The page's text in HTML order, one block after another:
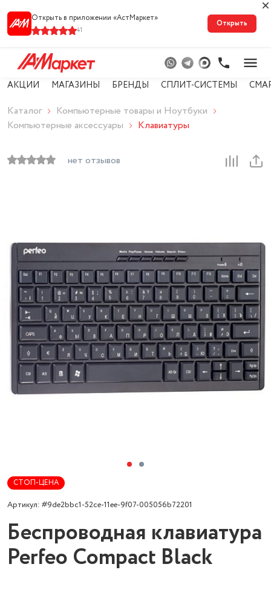
Открыть в приложении «АстМарке‪т‬»
41
Открыть
АКЦИИ МАГАЗИНЫ БРЕНДЫ СПЛИТ-СИСТЕМЫ
Каталог
Компьютерные товары и Ноутбуки
Компьютерные аксессуары
Клавиатуры
нет отзывов
СТОП-ЦЕНА
Артикул: #9de2bbc1-52ce-11ee-9f07-005056b72201
Беспроводная клавиатура
Perfeo Compact Black